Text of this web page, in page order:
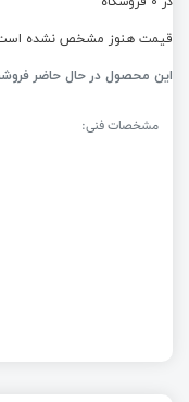
قیمت هنوز مشخص نشده
این محصول در حال حاضر
مشخصات فنی: